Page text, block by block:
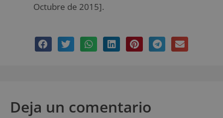
Octubre de 2015].
Deja un comentario